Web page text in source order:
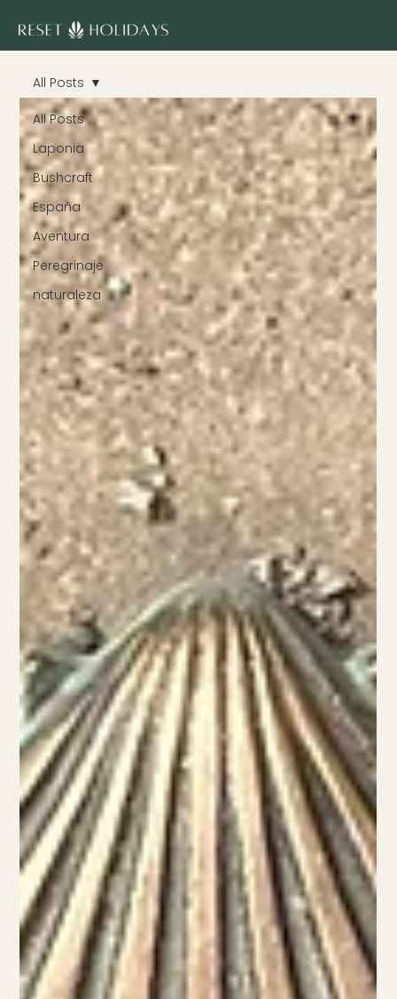
All Posts
Laponia
Bushcraft
España
Aventura
Peregrinaje
naturaleza
All Posts